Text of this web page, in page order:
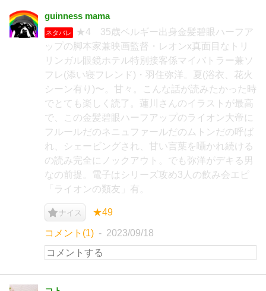
guinness mama
ネタバレ
★4 35歳ベルギー出身金髪碧眼ハーフア
ップの脚本家兼映画監督・レオンx真面目なトリ
リンガル眼鏡ホテル特別接客係マイバトラー兼ソ
フレ(添い寝フレンド)・羽住弥洋。夏(浴衣、花火
シーン有り)〜。甘々。こんな話が読みたかった時
でとても楽しく読了。蓮川さんのイラストが最高
で、この金髪碧眼ハーフアップのライオン大帝に
フルールだのネニュファールだのムトンだの呼ば
れ、シェービングされ、甘い言葉を囁かれ続ける
の読み完全にノックアウト。でも弥洋がデキる男
なの前提。電子はシリーズ攻め3人の飲み会エピ
「ライオンの類友」有。
ナイス ★49
コメント(1) 2023/09/18